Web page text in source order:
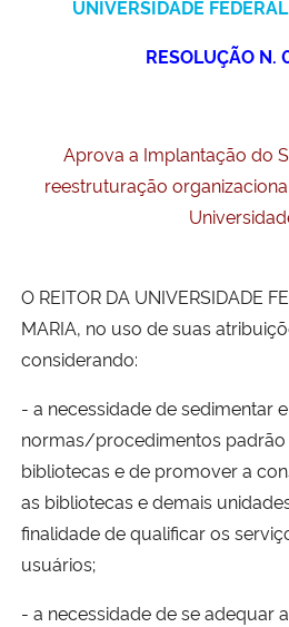
Ministério da Cidadania
Ministério da Ciência, Tecnologia, Inovações
Ministério do Desenvolvimento Regional
Controladoria-Geral da União
Secretaria de Governo
UNIVERSIDADE
RESOLUÇÃO
Aprova a Implantação do
reestruturação
O REITOR DA UNIVERSIDADE
MARIA, no uso de suas
considerando:
- a necessidade de sedimentar
normas/procedimentos padrão
bibliotecas e de promover a
as bibliotecas e demais
finalidade de qualificar os
usuários;
- a necessidade de se adequar